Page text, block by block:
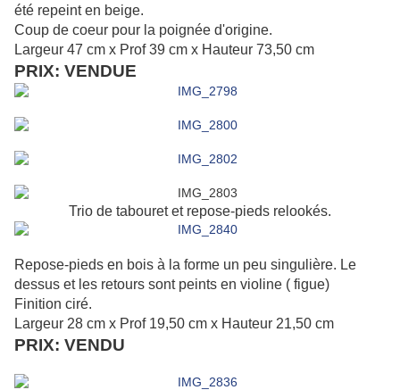
été repeint en beige.
Coup de coeur pour la poignée d'origine.
Largeur 47 cm x Prof 39 cm x Hauteur 73,50 cm
PRIX: VENDUE
Trio de tabouret et repose-pieds relookés.
Repose-pieds en bois à la forme un peu singulière. Le
dessus et les retours sont peints en violine ( figue)
Finition ciré.
Largeur 28 cm x Prof 19,50 cm x Hauteur 21,50 cm
PRIX: VENDU